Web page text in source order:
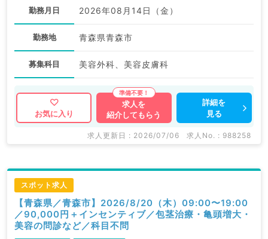
勤務月日 2026年08月14日（金）
勤務地 青森県青森市
募集科目 美容外科、美容皮膚科
お気に入り
求人を
紹介してもらう
詳細を
見る
求人更新日 : 2026/07/06 求人No. : 988258
スポット求人
【青森県／青森市】2026/8/20（木）09:00〜19:00
／90,000円＋インセンティブ／包茎治療・亀頭増大・
美容の問診など／科目不問